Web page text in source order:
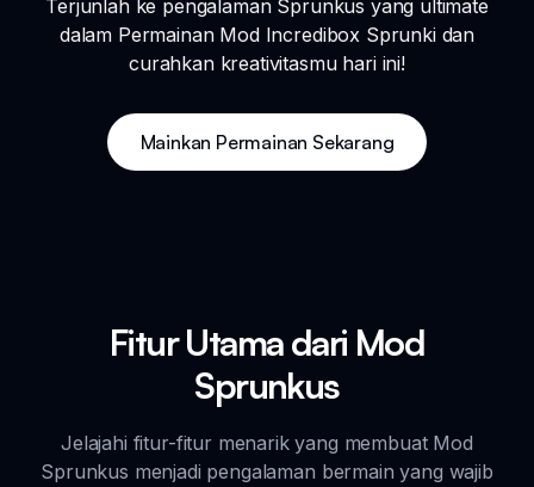
Terjunlah ke pengalaman Sprunkus yang ultimate
dalam Permainan Mod Incredibox Sprunki dan
curahkan kreativitasmu hari ini!
Mainkan Permainan Sekarang
Fitur Utama dari Mod
Sprunkus
Jelajahi fitur-fitur menarik yang membuat Mod
Sprunkus menjadi pengalaman bermain yang wajib